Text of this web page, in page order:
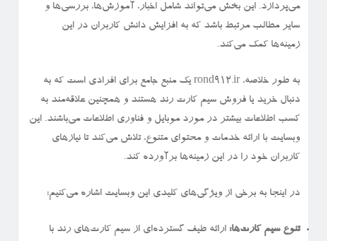
می‌پردازد. این بخش می‌تواند شامل اخبار، آموزش‌ها، بررسی‌ها و
سایر مطالب مرتبط باشد که به افزایش دانش کاربران در این
زمینه‌ها کمک می‌کند.
به طور خلاصه، rond912.ir یک منبع جامع برای افرادی است که به
دنبال خرید یا فروش سیم کارت رند هستند و همچنین علاقه‌مند به
کسب اطلاعات بیشتر در مورد موبایل و فناوری اطلاعات می‌باشند. این
وبسایت با ارائه خدمات و محتوای متنوع، تلاش می‌کند تا نیازهای
کاربران خود را در این زمینه‌ها برآورده کند.
در اینجا به برخی از ویژگی‌های کلیدی این وبسایت اشاره می‌کنیم:
تنوع سیم کارت‌ها: ارائه طیف گسترده‌ای از سیم کارت‌های رند با